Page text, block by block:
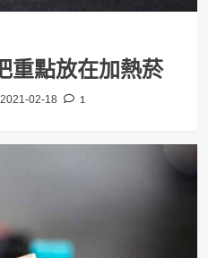
重點放在加熱菸
2021-02-18 1